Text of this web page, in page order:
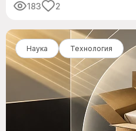
183
2
Наука Технология